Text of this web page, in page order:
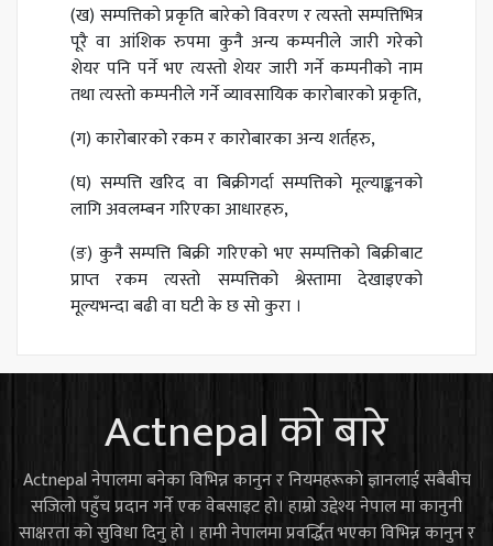
(ख) सम्पत्तिको प्रकृति बारेको विवरण र त्यस्तो सम्पत्तिभित्र
पूरै वा आंशिक रुपमा कुनै अन्य कम्पनीले जारी गरेको
शेयर पनि पर्ने भए त्यस्तो शेयर जारी गर्ने कम्पनीको नाम
तथा त्यस्तो कम्पनीले गर्ने व्यावसायिक कारोबारको प्रकृति,
(ग) कारोबारको रकम र कारोबारका अन्य शर्तहरु,
(घ) सम्पत्ति खरिद वा बिक्रीगर्दा सम्पत्तिको मूल्याङ्कनको
लागि अवलम्बन गरिएका आधारहरु,
(ङ) कुनै सम्पत्ति बिक्री गरिएको भए सम्पत्तिको बिक्रीबाट
प्राप्त रकम त्यस्तो सम्पत्तिको श्रेस्तामा देखाइएको
मूल्यभन्दा बढी वा घटी के छ सो कुरा ।
Actnepal को बारे
Actnepal नेपालमा बनेका विभिन्न कानुन र नियमहरूको ज्ञानलाई सबैबीच
सजिलो पहुँच प्रदान गर्ने एक वेबसाइट हो। हाम्रो उद्देश्य नेपाल मा कानुनी
साक्षरता को सुविधा दिनु हो । हामी नेपालमा प्रवर्द्धित भएका विभिन्न कानुन र